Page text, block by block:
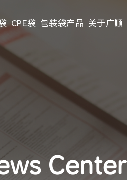
CPE袋 包装袋产品 关于广顺
Center